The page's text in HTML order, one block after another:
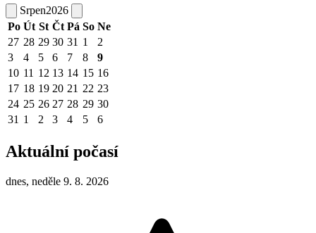
Srpen2026
Po Út St Čt Pá So Ne
27 28 29 30 31 1
2
3
4 5 6 7 8
9
10 11 12 13 14 15 16
17 18 19 20 21 22 23
24 25 26 27 28 29 30
31 1 2 3 4 5 6
Aktuální počasí
dnes, neděle 9. 8. 2026